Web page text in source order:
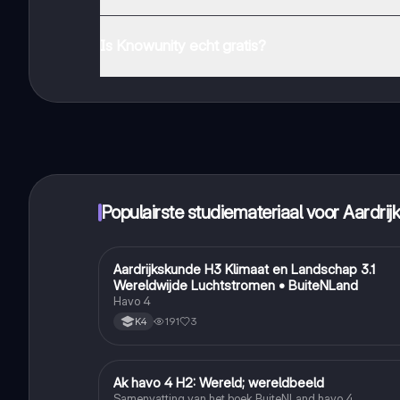
handbereik!
Populairste studiemateriaal voor
Aardrijkskunde
Aardrijkskunde H3 Klimaat en Landschap 3.1
Wereldwijde Luchtstromen • BuiteNLand
Havo 4
K4 191 3
Aardrijkskunde
Ak havo 4 H2: Wereld; wereldbeeld